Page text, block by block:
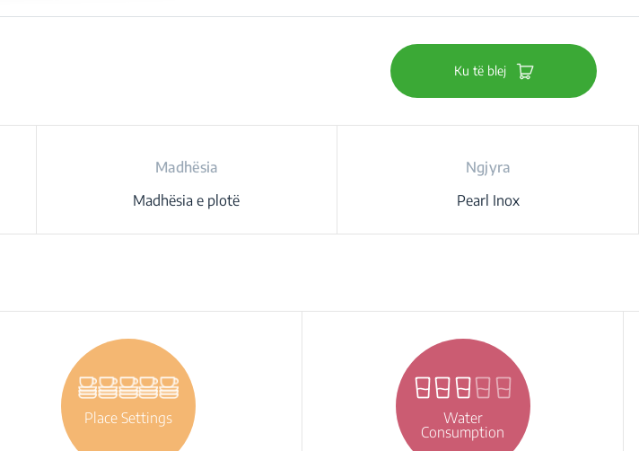
Ku të blej
Madhësia
Madhësia e plotë
Ngjyra
Pearl Inox
Place Settings
Water
Consumption